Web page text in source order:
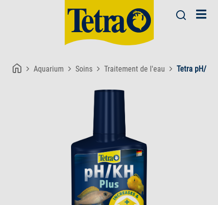
Aquarium Soins Traitement de l'eau Tetra pH/KH